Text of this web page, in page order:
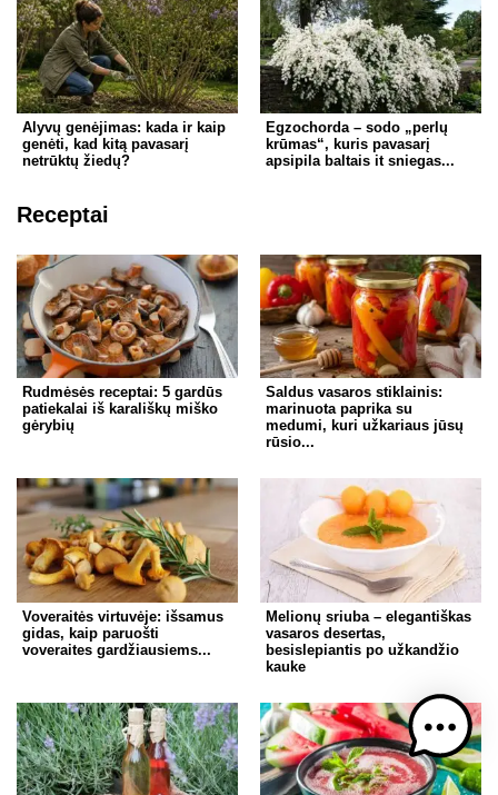
Alyvų genėjimas: kada ir kaip
genėti, kad kitą pavasarį
netrūktų žiedų?
Egzochorda – sodo „perlų
krūmas“, kuris pavasarį
apsipila baltais it sniegas...
Receptai
Rudmėsės receptai: 5 gardūs
patiekalai iš karališkų miško
gėrybių
Saldus vasaros stiklainis:
marinuota paprika su
medumi, kuri užkariaus jūsų
rūsio...
Voveraitės virtuvėje: išsamus
gidas, kaip paruošti
voveraites gardžiausiems...
Melionų sriuba – elegantiškas
vasaros desertas,
besislepiantis po užkandžio
kauke